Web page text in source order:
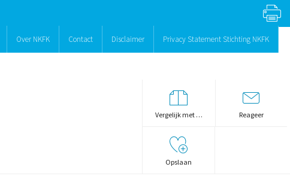
Over NKFK Contact Disclaimer Privacy Statement Stichting NKFK
Vergelijk met … Reageer
Opslaan